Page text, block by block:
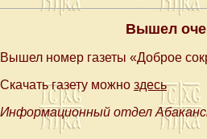
Вышел
Вышел номер газеты «Доброе
Скачать газету можно здесь
Информационный отдел